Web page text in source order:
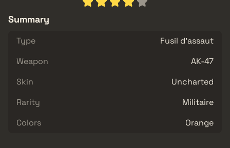
Summary
Type
Fusil d'assaut
Weapon
AK-47
Skin
Uncharted
Rarity
Militaire
Colors
Orange